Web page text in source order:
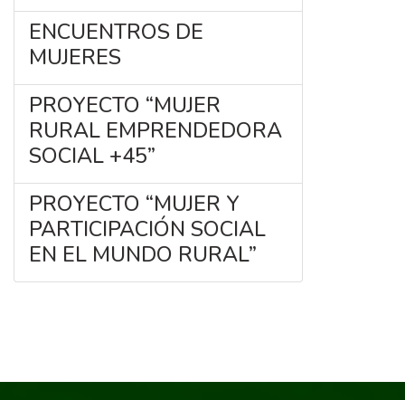
ENCUENTROS DE
MUJERES
PROYECTO “MUJER
RURAL EMPRENDEDORA
SOCIAL +45”
PROYECTO “MUJER Y
PARTICIPACIÓN SOCIAL
EN EL MUNDO RURAL”